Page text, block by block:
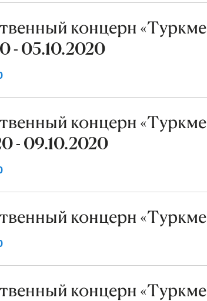
концерн
- 05.10.2020
концерн
- 09.10.2020
концерн
концерн